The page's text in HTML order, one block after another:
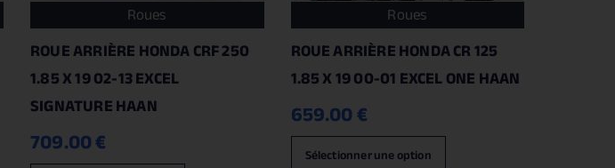
Roues
ROUE ARRIÈRE HONDA CRF 250
1.85 X 19 02-13 EXCEL
SIGNATURE HAAN
709.00€
Roues
ROUE ARRIÈRE HONDA CR 125
1.85 X 19 00-01 EXCEL ONE HAAN
659.00€
Sélectionner une option